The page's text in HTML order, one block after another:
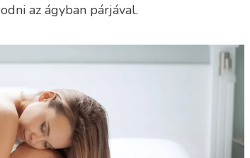
az ágyban párjával.